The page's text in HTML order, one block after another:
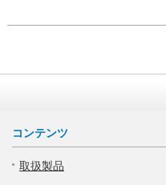
コンテンツ
取扱製品